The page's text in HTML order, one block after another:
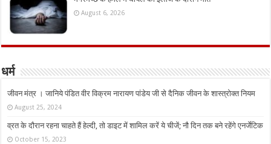
August 6, 2026
धर्म
जीवन मंत्र । जानिये पंडित वीर विक्रम नारायण पांडेय जी से दैनिक जीवन के शास्त्रोक्त नियम
August 25, 2024
व्रत के दौरान रहना चाहते हैं हेल्दी, तो डाइट में शामिल करें ये चीजें; नौ दिन तक बने रहेंगे एनर्जेटिक
October 15, 2023